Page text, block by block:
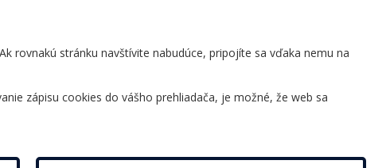
rovnakú stránku navštívite nabudúce, pripojíte sa vďaka nemu na
zápisu cookies do vášho prehliadača, je možné, že web sa